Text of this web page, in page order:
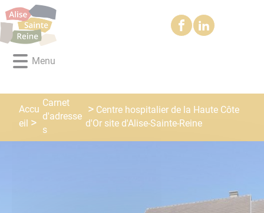
Lien
d'accès
rapide
au
menu
Lien
d'accès
rapide
au
contenu
Lien
d'accès
rapide
Lien
d'accès
rapide
au
pied
Menu
Accu
eil
Carnet
d'adresse
s
Centre hospitalier de la Haute Côte
d'Or site d'Alise-Sainte-Reine
Panneau de gestion des cookies